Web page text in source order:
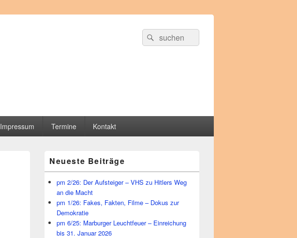
Suche
nach:
Suchen
Impressum Termine Kontakt
Seitenleisten
Widget-
Bereich
Neueste Beiträge
pm 2/26: Der Aufsteiger – VHS zu Hitlers Weg
an die Macht
pm 1/26: Fakes, Fakten, Filme – Dokus zur
Demokratie
pm 6/25: Marburger Leuchtfeuer – Einreichung
bis 31. Januar 2026